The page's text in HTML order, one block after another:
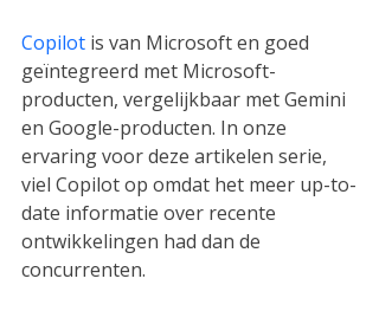
Copilot is van Microsoft en goed
geïntegreerd met Microsoft-
producten, vergelijkbaar met Gemini
en Google-producten. In onze
ervaring voor deze artikelen serie,
viel Copilot op omdat het meer up-to-
date informatie over recente
ontwikkelingen had dan de
concurrenten.